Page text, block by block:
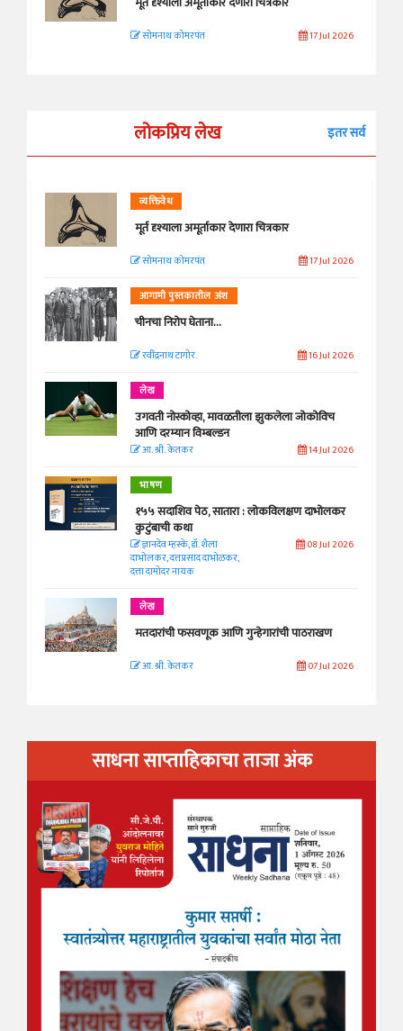
सोमनाथ कोमरपंत 17 Jul 2026
लोकप्रिय लेख इतर सर्व
व्यक्तिवेध
मूर्त दृश्याला अमूर्ताकार देणारा चित्रकार
सोमनाथ कोमरपंत 17 Jul 2026
आगामी पुस्तकातील अंश
चीनचा निरोप घेताना...
रवींद्रनाथ टागोर. 16 Jul 2026
लेख
उगवती नोस्कोव्हा, मावळतीला झुकलेला जोकोविच
आणि दरम्यान विम्बल्डन
आ. श्री. केतकर 14 Jul 2026
भाषण
१५५ सदाशिव पेठ, सातारा : लोकविलक्षण दाभोलकर
कुटुंबाची कथा
ज्ञानदेव म्हस्के, डॉ. शैला
दाभोलकर, दत्तप्रसाद दाभोळकर,
दत्ता दामोदर नायक
08 Jul 2026
लेख
मतदारांची फसवणूक आणि गुन्हेगारांची पाठराखण
आ. श्री. केतकर 07 Jul 2026
साधना साप्ताहिकाचा ताजा अंक